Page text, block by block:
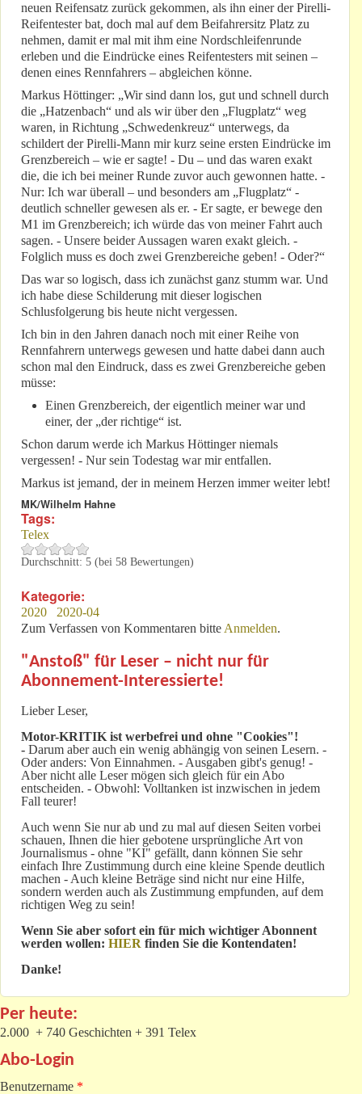
neuen Reifensatz zurück gekommen, als ihn einer der Pirelli-
Reifentester bat, doch mal auf dem Beifahrersitz Platz zu
nehmen, damit er mal mit ihm eine Nordschleifenrunde
erleben und die Eindrücke eines Reifentesters mit seinen –
denen eines Rennfahrers – abgleichen könne.
Markus Höttinger: „Wir sind dann los, gut und schnell durch
die „Hatzenbach“ und als wir über den „Flugplatz“ weg
waren, in Richtung „Schwedenkreuz“ unterwegs, da
schildert der Pirelli-Mann mir kurz seine ersten Eindrücke im
Grenzbereich – wie er sagte! - Du – und das waren exakt
die, die ich bei meiner Runde zuvor auch gewonnen hatte. -
Nur: Ich war überall – und besonders am „Flugplatz“ -
deutlich schneller gewesen als er. - Er sagte, er bewege den
M1 im Grenzbereich; ich würde das von meiner Fahrt auch
sagen. - Unsere beider Aussagen waren exakt gleich. -
Folglich muss es doch zwei Grenzbereiche geben! - Oder?“
Das war so logisch, dass ich zunächst ganz stumm war. Und
ich habe diese Schilderung mit dieser logischen
Schlusfolgerung bis heute nicht vergessen.
Ich bin in den Jahren danach noch mit einer Reihe von
Rennfahrern unterwegs gewesen und hatte dabei dann auch
schon mal den Eindruck, dass es zwei Grenzbereiche geben
müsse:
Einen Grenzbereich, der eigentlich meiner war und
einer, der „der richtige“ ist.
Schon darum werde ich Markus Höttinger niemals
vergessen! - Nur sein Todestag war mir entfallen.
Markus ist jemand, der in meinem Herzen immer weiter lebt!
MK/Wilhelm Hahne
Tags:
Telex
Durchschnitt: 5 (bei 58 Bewertungen)
Kategorie:
2020
2020-04
Zum Verfassen von Kommentaren bitte Anmelden.
"Anstoß" für Leser – nicht nur für
Abonnement-Interessierte!
Lieber Leser,
Motor-KRITIK ist werbefrei und ohne "Cookies"!
- Darum aber auch ein wenig abhängig von seinen Lesern. -
Oder anders: Von Einnahmen. - Ausgaben gibt's genug! -
Aber nicht alle Leser mögen sich gleich für ein Abo
entscheiden. - Obwohl: Volltanken ist inzwischen in jedem
Fall teurer!
Auch wenn Sie nur ab und zu mal auf diesen Seiten vorbei
schauen, Ihnen die hier gebotene ursprüngliche Art von
Journalismus - ohne "KI" gefällt, dann können Sie sehr
einfach Ihre Zustimmung durch eine kleine Spende deutlich
machen - Auch kleine Beträge sind nicht nur eine Hilfe,
sondern werden auch als Zustimmung empfunden, auf dem
richtigen Weg zu sein!
Wenn Sie aber sofort ein für mich wichtiger Abonnent
werden wollen: HIER finden Sie die Kontendaten!
Danke!
Per heute:
2.000 + 740 Geschichten + 391 Telex
Abo-Login
Benutzername *